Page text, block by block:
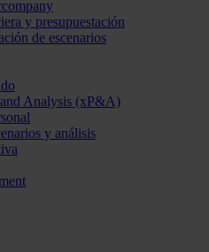
y presupuestación
de escenarios
Analysis (xP&A)
y análisis